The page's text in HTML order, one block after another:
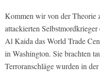
Kommen wir von der Theorie
attackierten
Al Kaida das World Trade
in Washington. Sie brachten
Terroranschläge wurden in